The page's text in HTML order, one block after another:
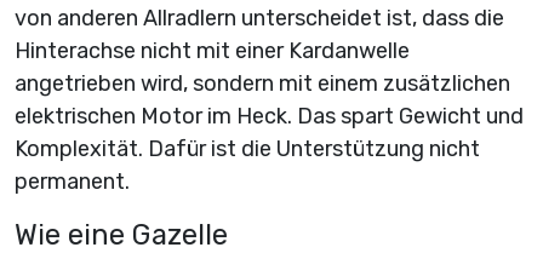
von anderen Allradlern unterscheidet ist, dass die
Hinterachse nicht mit einer Kardanwelle
angetrieben wird, sondern mit einem zusätzlichen
elektrischen Motor im Heck. Das spart Gewicht und
Komplexität. Dafür ist die Unterstützung nicht
permanent.
Wie eine Gazelle